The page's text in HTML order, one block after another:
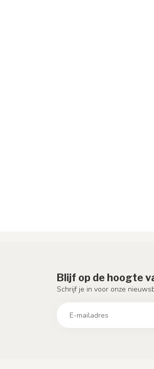
Blijf op de hoogte
Schrijf je in voor onze